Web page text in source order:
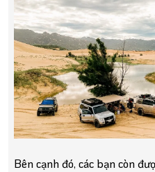
Bên cạnh đó, các bạn còn